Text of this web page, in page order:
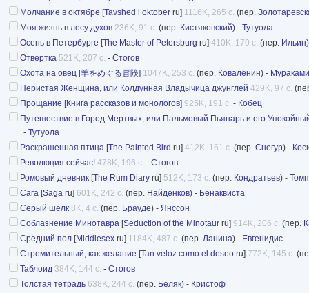
Молчание в октябре [Tavshed i oktober ru] 1116K, 265 с. (пер.
Моя жизнь в лесу духов 236K, 91 с. (пер. Кистяковский) - Тутуола
Осень в Петербурге [The Master of Petersburg ru] 410K, 170 с. (пер. Ильин
Отвертка 521K, 207 с. - Стогов
Охота на овец [羊をめぐる冒険] 1047K, 253 с. (пер. Коваленин) - Мураками
Перистая Женщина, или Колдунная Владычица джунглей 429K, 97 с.
Прощание [Книга рассказов и монологов] 925K, 191 с. - Кобец
Путешествие в Город Мертвых, или Пальмовый Пьянарь и его
- Тутуола
Раскрашенная птица [The Painted Bird ru] 412K, 161 с. (пер. Снегур) -
Революция сейчас! 478K, 196 с. - Стогов
Ромовый дневник [The Rum Diary ru] 512K, 173 с. (пер. Кондратьев) -
Сага [Saga ru] 601K, 242 с. (пер. Найденков) - Бенаквиста
Серый шелк 8K, 4 с. (пер. Брауде) - Янссон
Соблазнение Минотавра [Seduction of the Minotaur ru] 914K, 206 с. (пер.
Средний пол [Middlesex ru] 1184K, 487 с. (пер. Ланина) - Евгенидис
Стремительный, как желание [Tan veloz como el deseo ru] 772K, 145 с.
Таблоид 384K, 144 с. - Стогов
Толстая тетрадь 638K, 244 с. (пер. Беляк) - Кристоф